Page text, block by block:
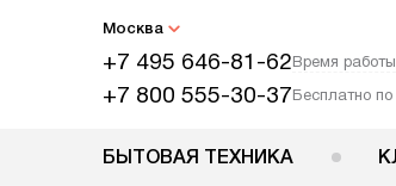
Москва
+7 495 646-81-62Время работы
+7 800 555-30-37Бесплатно
БЫТОВАЯ ТЕХНИКА